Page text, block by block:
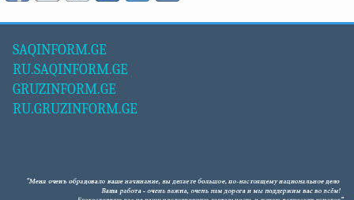
SAQINFORM.GE
RU.SAQINFORM.GE
GRUZINFORM.GE
RU.GRUZINFORM.GE